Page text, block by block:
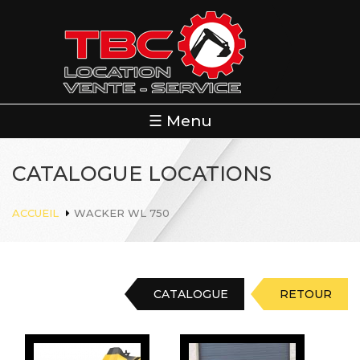
☰ Menu
CATALOGUE LOCATIONS
ACCUEIL WACKER WL 750
CATALOGUE RETOUR